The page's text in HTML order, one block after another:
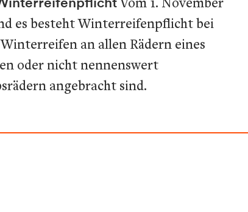
es besteht Winterreifenpflicht bei
an allen Rädern eines
oder nicht nennenswert
angebracht sind.